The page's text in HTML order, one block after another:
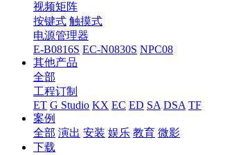
视频矩阵
按键式 触摸式
电源管理器
E-B0816S EC-N0830S NPC08
其他产品
全部
工程订制
ET G Studio KX EC ED SA DSA TF
案例
全部 演出 安装 娱乐 教育 微影
下载